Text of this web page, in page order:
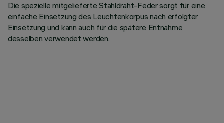
Die spezielle mitgelieferte Stahldraht-Feder sorgt für eine
einfache Einsetzung des Leuchtenkorpus nach erfolgter
Einsetzung und kann auch für die spätere Entnahme
desselben verwendet werden.